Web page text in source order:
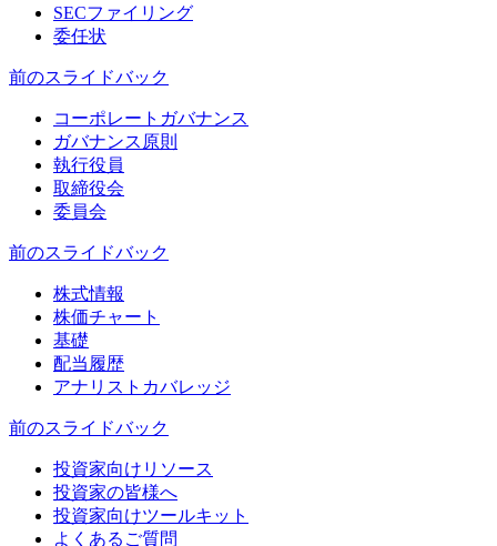
SECファイリング
委任状
前のスライドバック
コーポレートガバナンス
ガバナンス原則
執行役員
取締役会
委員会
前のスライドバック
株式情報
株価チャート
基礎
配当履歴
アナリストカバレッジ
前のスライドバック
投資家向けリソース
投資家の皆様へ
投資家向けツールキット
よくあるご質問